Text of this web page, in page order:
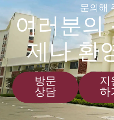
문의해
여러분의
제나 환
방문
상담
지
하